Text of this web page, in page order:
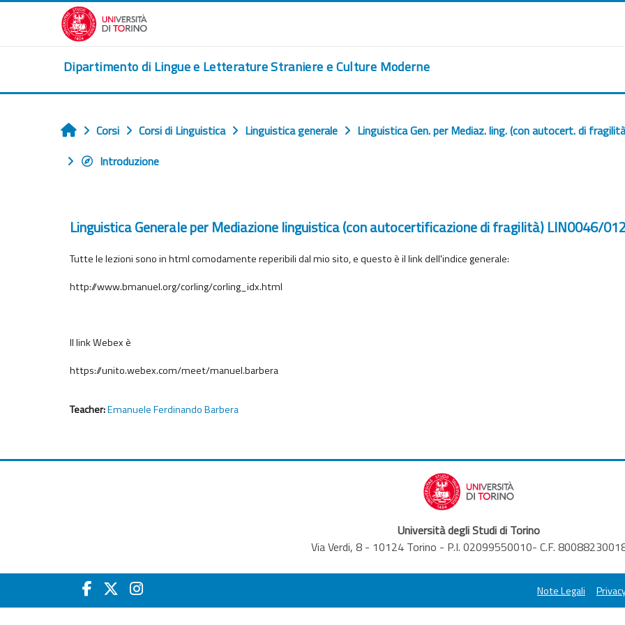
Vai al contenuto principale
Dipartimento di Lingue e Letterature Straniere e Culture Moderne
Home
Corsi Corsi di Linguistica Linguistica generale
Linguistica Gen. per Mediaz. ling. (con autocert. di
Introduzione
Linguistica Generale per Mediazione linguistica (con autocertificazione di fragilità) LIN0046/
Tutte le lezioni sono in html comodamente reperibili dal mio sito, e questo è il link dell'indice generale:
http://www.bmanuel.org/corling/corling_idx.html
Il link Webex è
https://unito.webex.com/meet/manuel.barbera
Teacher:Emanuele Ferdinando Barbera
Università degli Studi di Torino
Via Verdi, 8 - 10124 Torino - P.I. 02099550010- C.F.
Note Legali